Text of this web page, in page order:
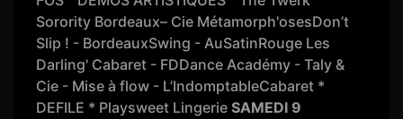
Sorority Bordeaux– Cie Métamorph'osesDon’t
Slip ! - BordeauxSwing - AuSatinRouge Les
Darling' Cabaret - FDDance Académy - Taly &
Cie - Mise à flow - L’IndomptableCabaret *
DEFILE * Playsweet LingerieSAMEDI 9